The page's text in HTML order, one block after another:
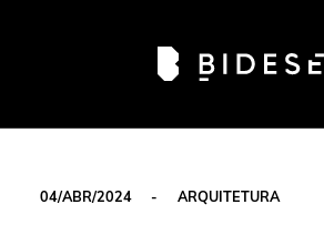
04/ABR/2024 - ARQUITETURA